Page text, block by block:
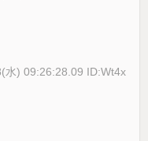
水) 09:26:28.09 ID:Wt4x